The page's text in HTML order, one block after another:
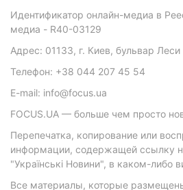
Идентификатор онлайн-медиа в
медиа - R40-03129
Адрес: 01133, г. Киев, бульвар
Телефон: +38 044 207 45 54
E-mail: info@focus.ua
FOCUS.UA — больше чем просто
Перепечатка, копирование или
информации, содержащей ссылку
"Українські Новини", в каком-либо
Все материалы, которые